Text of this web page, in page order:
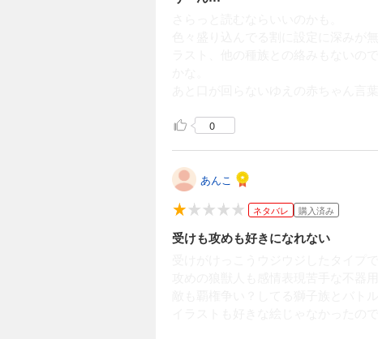
0
あんこ
ネタバレ 購入済み
受けも攻めも好きになれない